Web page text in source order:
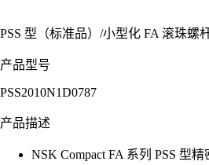
PSS 型（标准品） /小型化 FA 滚珠螺
产品型号
PSS2010N1D0787
产品描述
NSK Compact FA 系列 PSS 型